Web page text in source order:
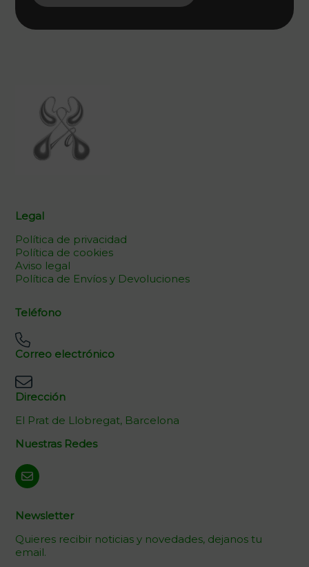
Legal
Política de privacidad
Política de cookies
Aviso legal
Política de Envíos y Devoluciones
Teléfono
Correo electrónico
Dirección
El Prat de Llobregat, Barcelona
Nuestras Redes
Newsletter
Quieres recibir noticias y novedades, dejanos tu
email.